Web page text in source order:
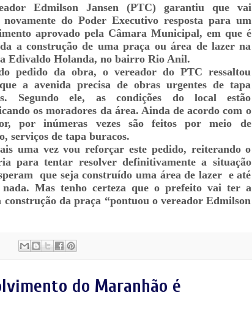
Edmilson Jansen (PTC) garantiu que vai
do Poder Executivo resposta para um
aprovado pela Câmara Municipal, em que é
a construção de uma praça ou área de lazer na
Edivaldo Holanda, no bairro Rio Anil.
pedido da obra, o vereador do PTC ressaltou
a avenida precisa de obras urgentes de tapa
Segundo ele, as condições do local estão
os moradores da área. Ainda de acordo com o
por inúmeras vezes são feitos por meio de
serviços de tapa buracos.
uma vez vou reforçar este pedido, reiterando o
para tentar resolver definitivamente a situação
que seja construído uma área de lazer e até
Mas tenho certeza que o prefeito vai ter a
da praça “pontuou o vereador Edmilson
do Maranhão é